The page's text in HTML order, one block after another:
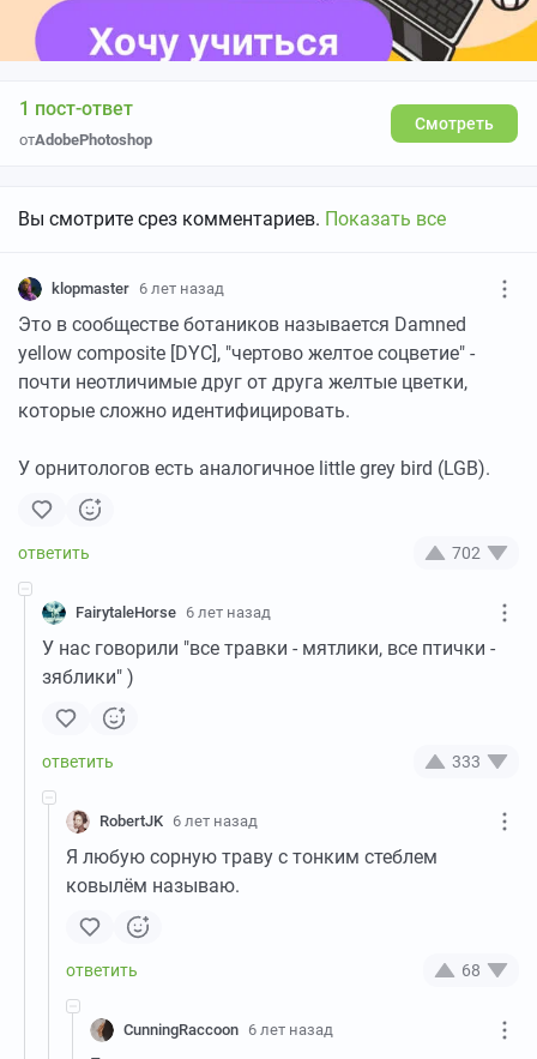
1 пост-ответ
отAdobePhotoshop
Смотреть
Вы смотрите срез комментариев. Показать все
klopmaster 6 лет назад
Это в сообществе ботаников называется Damned
yellow composite [DYC], "чертово желтое соцветие" -
почти неотличимые друг от друга желтые цветки,
которые сложно идентифицировать.
У орнитологов есть аналогичное little grey bird (LGB).
702
FairytaleHorse 6 лет назад
У нас говорили "все травки - мятлики, все птички -
зяблики" )
333
RobertJK 6 лет назад
Я любую сорную траву с тонким стеблем
ковылём называю.
68
CunningRaccoon 6 лет назад